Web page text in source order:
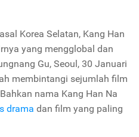
Korea Selatan, Kang Han
yang mengglobal dan
Gu, Seoul, 30 Januari
membintangi sejumlah film
nama Kang Han Na
drama dan film yang paling